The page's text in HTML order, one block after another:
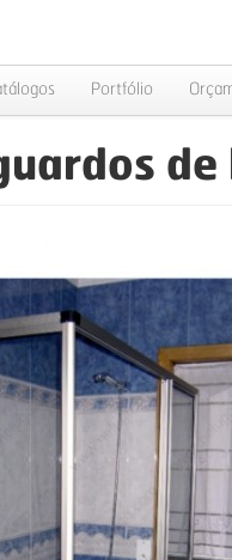
Portfólio
de